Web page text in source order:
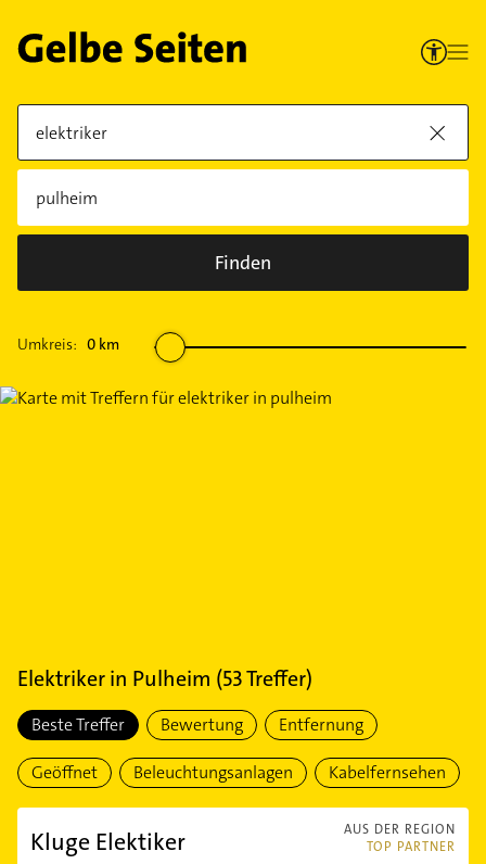
Finden
Umkreis: 0 km
Elektrikerin Pulheim (53Treffer)
Beste Treffer Bewertung Entfernung
Geöffnet Beleuchtungsanlagen Kabelfernsehen
AUS DER REGION
TOP PARTNER
Kluge Elektiker